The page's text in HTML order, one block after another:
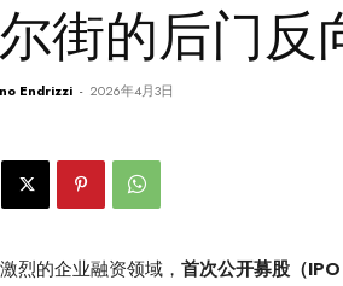
街的后门反
Endrizzi - 2026年4月3日
烈的企业融资领域， 首次公开募股（IPO